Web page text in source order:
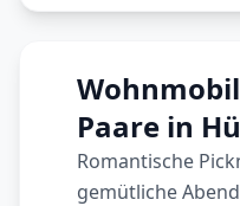
Paare in
Romantische
gemütliche